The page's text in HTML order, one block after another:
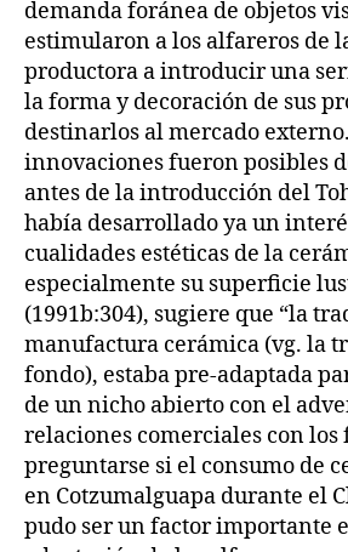
demanda foránea de objetos
estimularon a los alfareros de
productora a introducir una
la forma y decoración de sus
destinarlos al mercado
innovaciones fueron posibles
antes de la introducción del
había desarrollado ya un
cualidades estéticas de la
especialmente su superficie
(1991b:304), sugiere que “la
manufactura cerámica (vg. la
fondo), estaba pre-adaptada
de un nicho abierto con el
relaciones comerciales con los
preguntarse si el consumo de
en Cotzumalguapa durante el
pudo ser un factor importante